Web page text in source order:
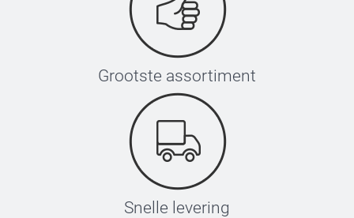
Grootste assortiment
Snelle levering